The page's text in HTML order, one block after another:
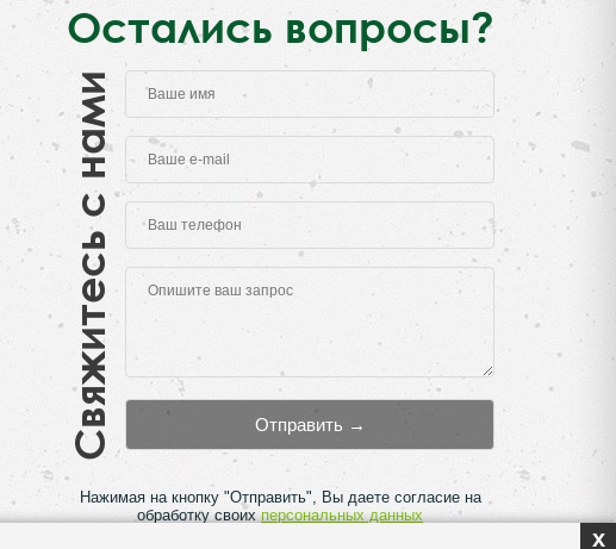
Остались вопросы?
Свяжитесь с нами
Нажимая на кнопку "Отправить", Вы даете согласие на
обработку своихперсональных данных
x